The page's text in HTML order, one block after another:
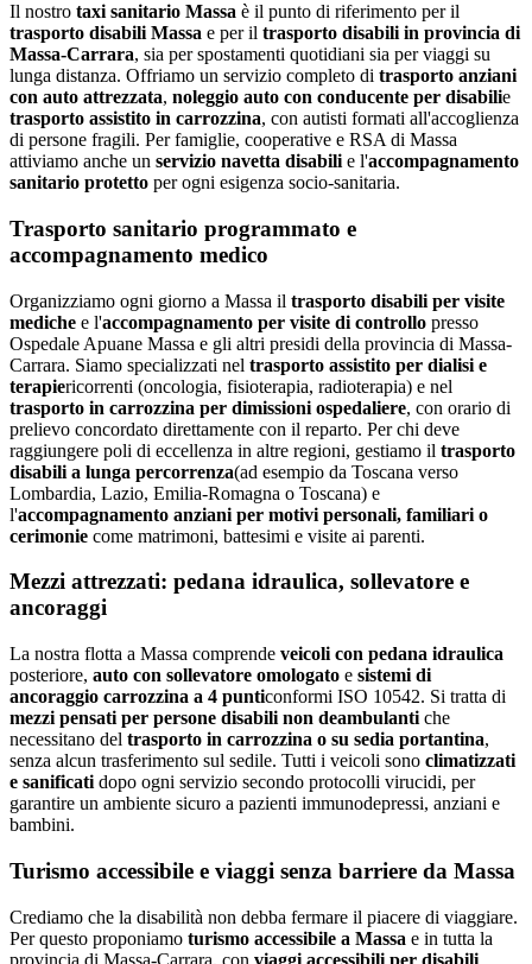
Il nostro taxi sanitario Massa è il punto di riferimento per il
trasporto disabili Massa e per il trasporto disabili in provincia di
Massa-Carrara, sia per spostamenti quotidiani sia per viaggi su
lunga distanza. Offriamo un servizio completo di trasporto anziani
con auto attrezzata, noleggio auto con conducente per disabilie
trasporto assistito in carrozzina, con autisti formati all'accoglienza
di persone fragili. Per famiglie, cooperative e RSA di Massa
attiviamo anche un servizio navetta disabili e l'accompagnamento
sanitario protetto per ogni esigenza socio-sanitaria.
Trasporto sanitario programmato e
accompagnamento medico
Organizziamo ogni giorno a Massa il trasporto disabili per visite
mediche e l'accompagnamento per visite di controllo presso
Ospedale Apuane Massa e gli altri presidi della provincia di Massa-
Carrara. Siamo specializzati nel trasporto assistito per dialisi e
terapiericorrenti (oncologia, fisioterapia, radioterapia) e nel
trasporto in carrozzina per dimissioni ospedaliere, con orario di
prelievo concordato direttamente con il reparto. Per chi deve
raggiungere poli di eccellenza in altre regioni, gestiamo il trasporto
disabili a lunga percorrenza(ad esempio da Toscana verso
Lombardia, Lazio, Emilia-Romagna o Toscana) e
l'accompagnamento anziani per motivi personali, familiari o
cerimonie come matrimoni, battesimi e visite ai parenti.
Mezzi attrezzati: pedana idraulica, sollevatore e
ancoraggi
La nostra flotta a Massa comprende veicoli con pedana idraulica
posteriore, auto con sollevatore omologato e sistemi di
ancoraggio carrozzina a 4 punticonformi ISO 10542. Si tratta di
mezzi pensati per persone disabili non deambulanti che
necessitano del trasporto in carrozzina o su sedia portantina,
senza alcun trasferimento sul sedile. Tutti i veicoli sono climatizzati
e sanificati dopo ogni servizio secondo protocolli virucidi, per
garantire un ambiente sicuro a pazienti immunodepressi, anziani e
bambini.
Turismo accessibile e viaggi senza barriere da Massa
Crediamo che la disabilità non debba fermare il piacere di viaggiare.
Per questo proponiamo turismo accessibile a Massa e in tutta la
provincia di Massa-Carrara, con viaggi accessibili per disabili